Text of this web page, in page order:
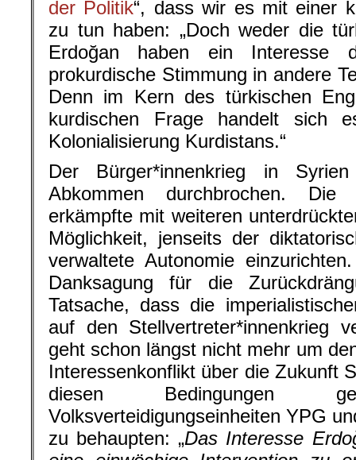
der Politik“, dass wir es mit einer
zu tun haben: „Doch weder die
Erdoğan haben ein Interesse
prokurdische Stimmung in andere
Denn im Kern des türkischen
kurdischen Frage handelt sich
Kolonialisierung Kurdistans.“
Der Bürger*innenkrieg in
Abkommen durchbrochen. Die
erkämpfte mit weiteren
Möglichkeit, jenseits der
verwaltete Autonomie
Danksagung für die
Tatsache, dass die
auf den Stellvertreter*innenkrieg
geht schon längst nicht mehr um
Interessenkonflikt über die Zukunft
diesen
Volksverteidigungseinheiten YPG
zu behaupten: „Das Interesse